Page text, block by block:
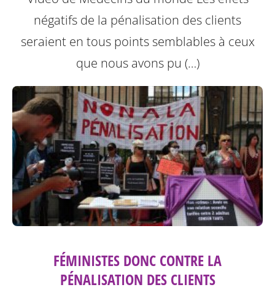
négatifs de la pénalisation des clients
seraient en tous points semblables à ceux
que nous avons pu (…)
FÉMINISTES DONC CONTRE LA
PÉNALISATION DES CLIENTS